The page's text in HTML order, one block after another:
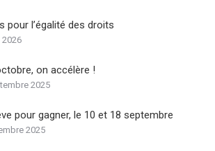
pour l’égalité des droits
2026
on accélère !
2025
pour gagner, le 10 et 18 septembre
2025